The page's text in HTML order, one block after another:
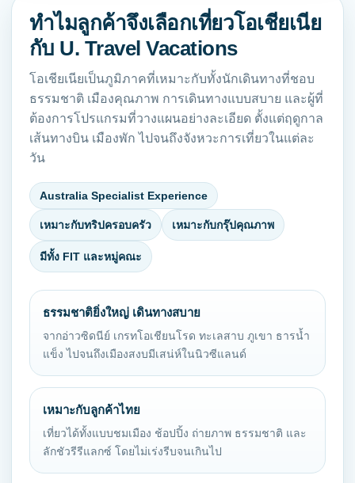
ทำไมลูกค้าจึงเลือกเที่ยวโอเชียเนีย
กับ U. Travel Vacations
โอเชียเนียเป็นภูมิภาคที่เหมาะกับทั้งนักเดินทางที่ชอบ
ธรรมชาติ เมืองคุณภาพ การเดินทางแบบสบาย และผู้ที่
ต้องการโปรแกรมที่วางแผนอย่างละเอียด ตั้งแต่ฤดูกาล
เส้นทางบิน เมืองพัก ไปจนถึงจังหวะการเที่ยวในแต่ละ
วัน
Australia Specialist Experience
เหมาะกับทริปครอบครัว เหมาะกับกรุ๊ปคุณภาพ
มีทั้ง FIT และหมู่คณะ
ธรรมชาติยิ่งใหญ่ เดินทางสบาย
จากอ่าวซิดนีย์ เกรทโอเชียนโรด ทะเลสาบ ภูเขา ธารน้ำ
แข็ง ไปจนถึงเมืองสงบมีเสน่ห์ในนิวซีแลนด์
เหมาะกับลูกค้าไทย
เที่ยวได้ทั้งแบบชมเมือง ช้อปปิ้ง ถ่ายภาพ ธรรมชาติ และ
ลักชัวรีรีแลกซ์ โดยไม่เร่งรีบจนเกินไป